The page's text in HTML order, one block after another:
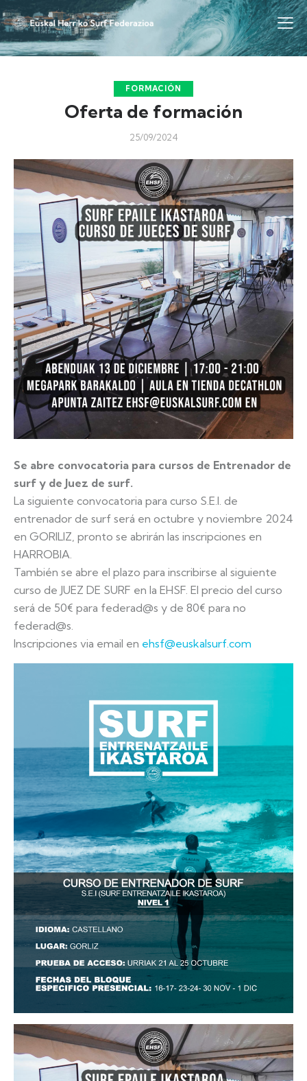
FORMACIÓN
Oferta de formación
25/09/2024
Se abre convocatoria para cursos de Entrenador de
surf y de Juez de surf.
La siguiente convocatoria para curso S.E.I. de
entrenador de surf será en octubre y noviembre 2024
en GORILIZ, pronto se abrirán las inscripciones en
HARROBIA.
También se abre el plazo para inscribirse al siguiente
curso de JUEZ DE SURF en la EHSF. El precio del curso
será de 50€ para federad@s y de 80€ para no
federad@s.
Inscripciones via email en ehsf@euskalsurf.com